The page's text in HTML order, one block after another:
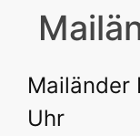
Mailänder
Uhr